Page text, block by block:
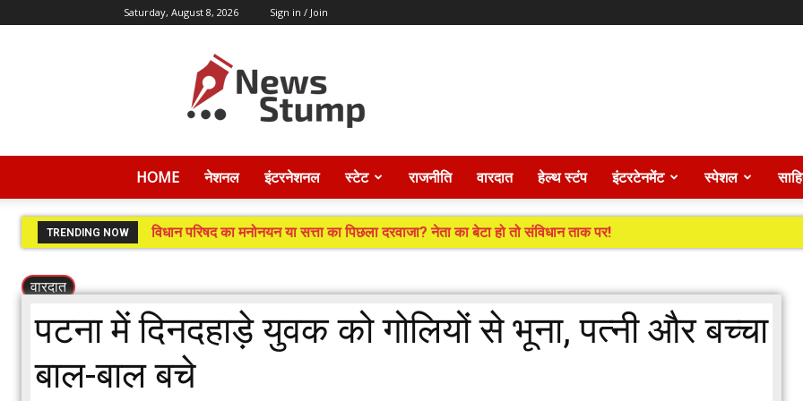
Saturday, August 8, 2026 Sign in / Join
Stump
HOME नेशनल इंटरनेशनल स्टेट राजनीति वारदात हेल्थ स्टंप इंटरटेनमेंट स्पेशल
TRENDING NOW विधान परिषद का मनोनयन या सत्ता का पिछला दरवाजा? नेता का बेटा हो तो संविधान ताक पर!
वारदात
पटना में दिनदहाड़े युवक को गोलियों से भूना, पत्नी और बच्चा
बाल-बाल बचे